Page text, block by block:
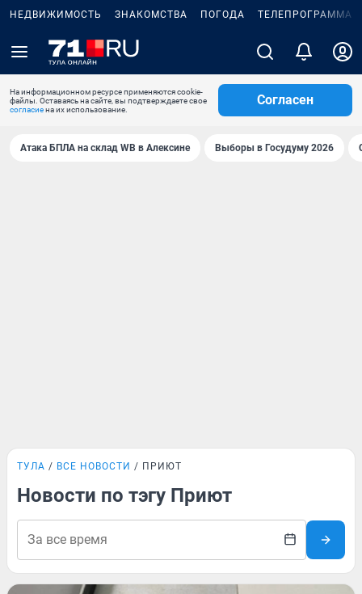
НЕДВИЖИМОСТЬ ЗНАКОМСТВА ПОГОДА ТЕЛЕПРОГРАММА
На информационном ресурсе применяются cookie-
файлы. Оставаясь на сайте, вы подтверждаете свое
согласиена их использование.
Согласен
Атака БПЛА на склад WB в Алексине Выборы в Госудуму 2026
ТУЛА ВСЕ НОВОСТИ ПРИЮТ
Новости по тэгу Приют